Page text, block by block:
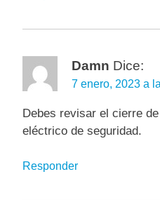
Damn Dice:
7 enero, 2023 a
Debes revisar el cierre
eléctrico de seguridad.
Responder